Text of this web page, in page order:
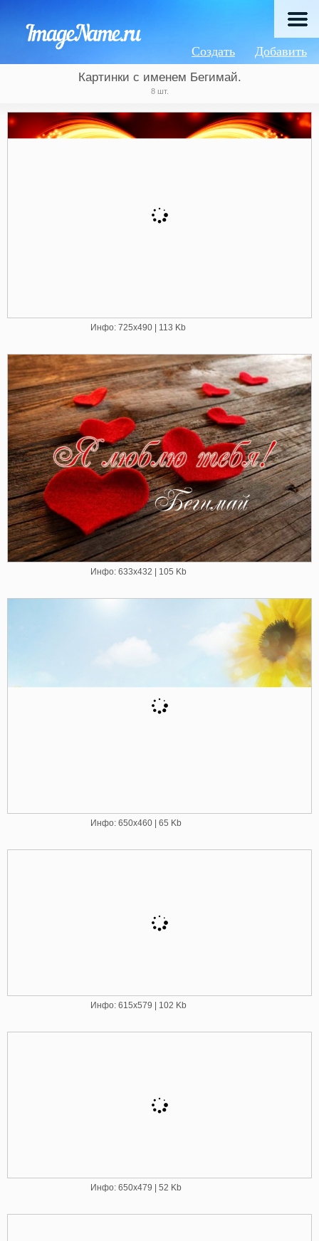
Добавить
Создать
Картинки с именем Бегимай.
8 шт.
Инфо: 725х490 | 113 Kb
Инфо: 633х432 | 105 Kb
Инфо: 650х460 | 65 Kb
Инфо: 615х579 | 102 Kb
Инфо: 650х479 | 52 Kb